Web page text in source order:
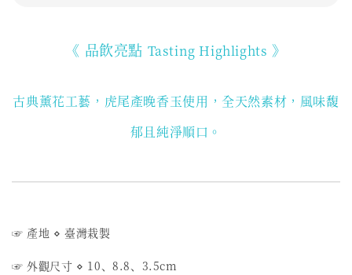
《 品飲亮點 Tasting Highlights 》
古典薰花工藝，虎尾產晚香玉使用 ，全天然素材，風味馥
郁且純淨順口。
☞ 產地 ⋄ 臺灣栽製
☞ 外觀尺寸 ⋄ 10、8.8、3.5cm